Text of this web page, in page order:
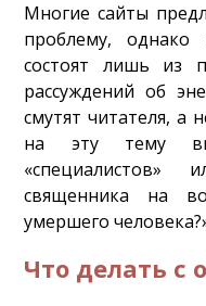
Многие сайты
проблему, однако
состоят лишь из
рассуждений об
смутят читателя, а
на эту тему
священника на
умершего
Что делать с